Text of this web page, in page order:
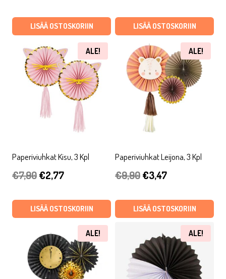
€6,50.€1,95.
LISÄÄ OSTOSKORIIN
oli:
€9,95.
on:
€5,47.
LISÄÄ OSTOSKORIIN
ALE!
Paperiviuhkat Kisu, 3 Kpl
€7,90Alkuperäinen
oli:
€2,77Nykyinen
on:
€2,77.
LISÄÄ OSTOSKORIIN
ALE!
Paperiviuhkat Leijona, 3 Kpl
€9,90Alkuperäinen
oli:
€3,47Nykyinen
on:
€3,47.
LISÄÄ OSTOSKORIIN
ALE! ALE!